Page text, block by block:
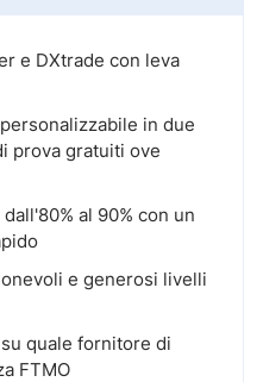
e DXtrade con leva
in due
prova gratuiti ove
al 90% con un
e generosi livelli
quale fornitore di
FTMO